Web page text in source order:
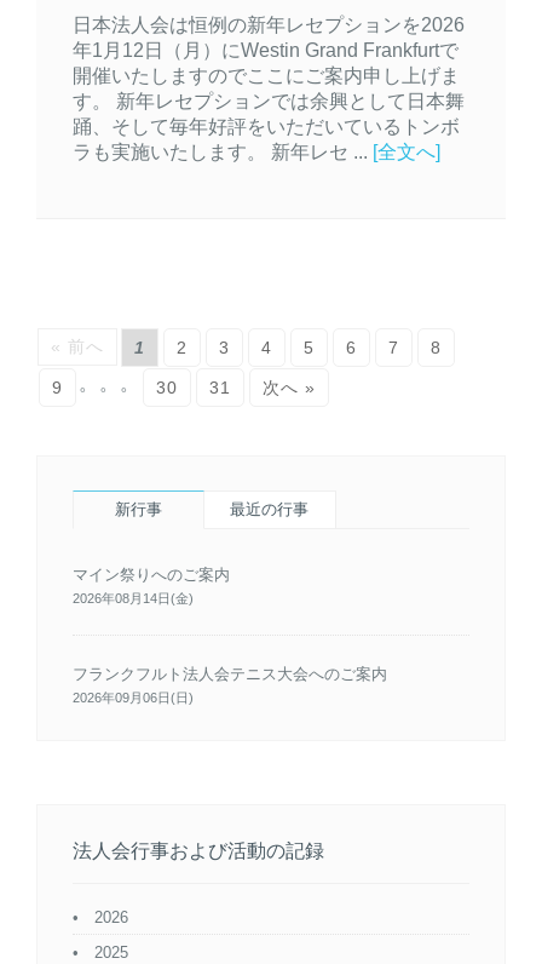
日本法人会は恒例の新年レセプションを2026
年1月12日（月）にWestin Grand Frankfurtで
開催いたしますのでここにご案内申し上げま
す。 新年レセプションでは余興として日本舞
踊、そして毎年好評をいただいているトンボ
ラも実施いたします。 新年レセ ... [全文へ]
« 前へ 1 2 3 4 5 6 7 8
9 。。。 30 31 次へ »
新行事 最近の行事
マイン祭りへのご案内
2026年08月14日(金)
フランクフルト法人会テニス大会へのご案内
2026年09月06日(日)
法人会行事および活動の記録
2026
2025